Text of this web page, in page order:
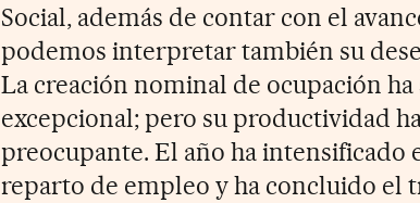
Social, además de contar con el
podemos interpretar también su
La creación nominal de ocupación ha
excepcional; pero su productividad
preocupante. El año ha intensificado
reparto de empleo y ha concluido el